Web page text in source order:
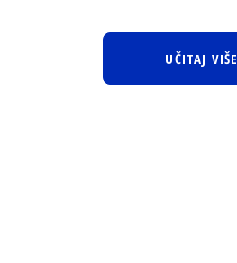
UČITAJ VIŠE